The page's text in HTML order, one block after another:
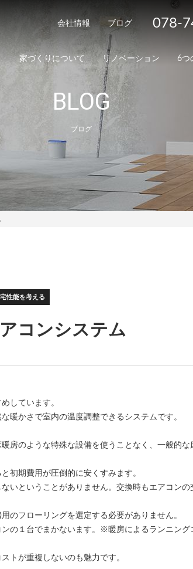
会社情報 ブログ 078-
家づくりについて リノベーション 6つ
BLOG
ブログ
性能を考える
コンシステム
しています。
暖かさで室内の温度調整できるシステムです。
房のような特殊な設備を使うことなく、一般的な
初期費用が圧倒的に安くすみます。
いということがありません。交換時もエアコンの
のフローリングを選定する必要がありません。
の１台でまかないます。※暖房によるランニング
トが重複しないのも魅力です。